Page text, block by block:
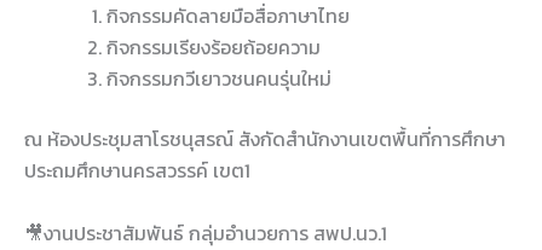
กิจกรรมคัดลายมือสื่อภาษาไทย
กิจกรรมเรียงร้อยถ้อยความ
กิจกรรมกวีเยาวชนคนรุ่นใหม่
ณ ห้องประชุมสาโรชนุสรณ์ สังกัดสำนักงานเขตพื้นที่การศึกษา
ประถมศึกษานครสวรรค์ เขต1
🎥งานประชาสัมพันธ์ กลุ่มอำนวยการ สพป.นว.1